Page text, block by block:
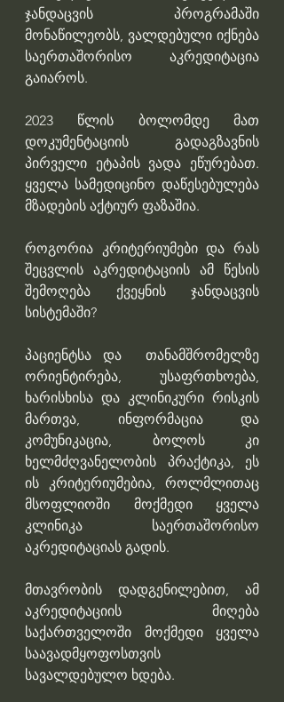
ჯანდაცვის პროგრამაში
მონაწილეობს, ვალდებული იქნება
საერთაშორისო აკრედიტაცია
გაიაროს.
2023 წლის ბოლომდე მათ
დოკუმენტაციის გადაგზავნის
პირველი ეტაპის ვადა ეწურებათ.
ყველა სამედიცინო დაწესებულება
მზადების აქტიურ ფაზაშია.
როგორია კრიტერიუმები და რას
შეცვლის აკრედიტაციის ამ წესის
შემოღება ქვეყნის ჯანდაცვის
სისტემაში?
პაციენტსა და  თანამშრომელზე
ორიენტირება, უსაფრთხოება,
ხარისხისა და კლინიკური რისკის
მართვა, ინფორმაცია და
კომუნიკაცია, ბოლოს კი
ხელმძღვანელობის პრაქტიკა, ეს
ის კრიტერიუმებია, როლმლითაც
მსოფლიოში მოქმედი ყველა
კლინიკა საერთაშორისო
აკრედიტაციას გადის.
მთავრობის დადგენილებით, ამ
აკრედიტაციის მიღება
საქართველოში მოქმედი ყველა
საავადმყოფოსთვის
სავალდებულო ხდება.